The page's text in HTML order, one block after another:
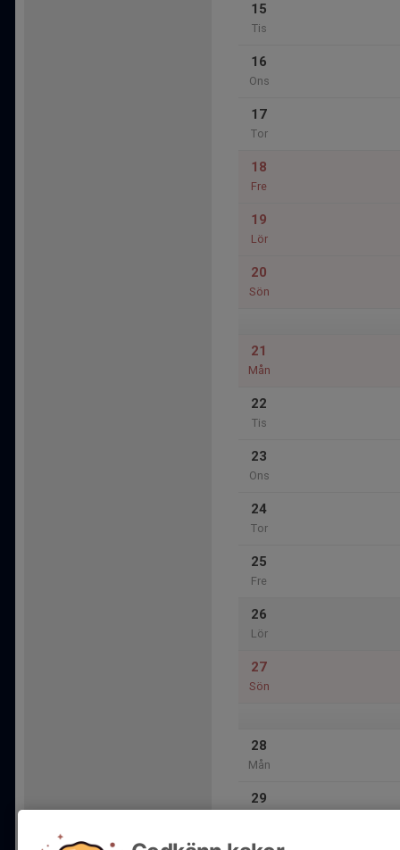
15
Tis
16
Ons
17
Tor
18
Fre
19
Lör
20
Sön
21
Mån
22
Tis
23
Ons
24
Tor
25
Fre
26
Lör
27
Sön
28
Mån
29